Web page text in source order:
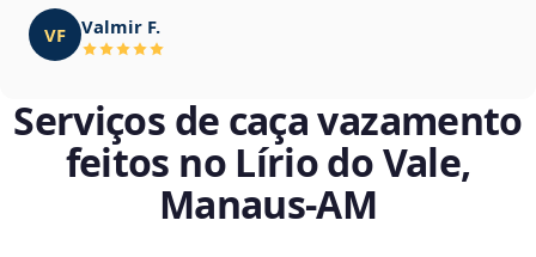
VF Valmir F.
Serviços de caça vazamento
feitos no Lírio do Vale,
Manaus‑AM